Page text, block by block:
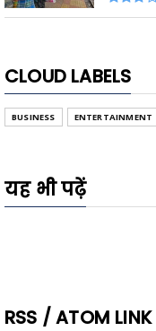
CLOUD LABELS
BUSINESS ENTERTAINMENT
यह भी पढ़ें
RSS / ATOM LINK